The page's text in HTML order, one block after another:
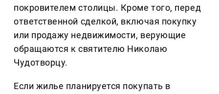
покровителем столицы. Кроме того, перед
ответственной сделкой, включая покупку
или продажу недвижимости, верующие
обращаются к святителю Николаю
Чудотворцу.
Если жилье планируется покупать в